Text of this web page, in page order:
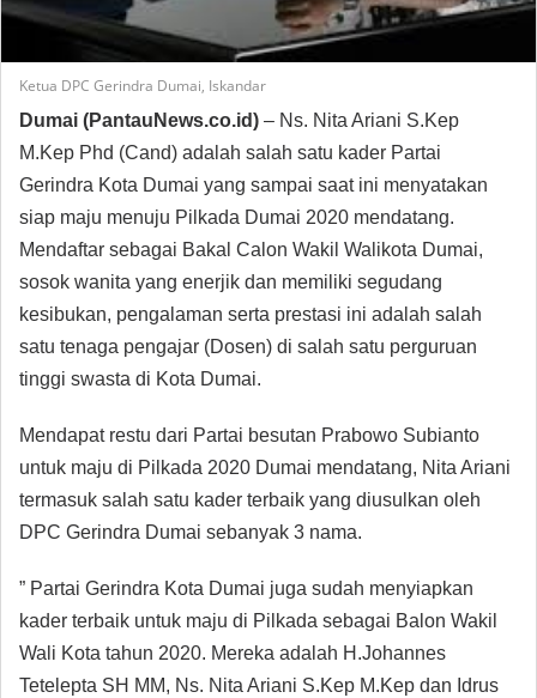
Ketua DPC Gerindra Dumai, Iskandar
Dumai (PantauNews.co.id) – Ns. Nita Ariani S.Kep
M.Kep Phd (Cand) adalah salah satu kader Partai
Gerindra Kota Dumai yang sampai saat ini menyatakan
siap maju menuju Pilkada Dumai 2020 mendatang.
Mendaftar sebagai Bakal Calon Wakil Walikota Dumai,
sosok wanita yang enerjik dan memiliki segudang
kesibukan, pengalaman serta prestasi ini adalah salah
satu tenaga pengajar (Dosen) di salah satu perguruan
tinggi swasta di Kota Dumai.
Mendapat restu dari Partai besutan Prabowo Subianto
untuk maju di Pilkada 2020 Dumai mendatang, Nita Ariani
termasuk salah satu kader terbaik yang diusulkan oleh
DPC Gerindra Dumai sebanyak 3 nama.
” Partai Gerindra Kota Dumai juga sudah menyiapkan
kader terbaik untuk maju di Pilkada sebagai Balon Wakil
Wali Kota tahun 2020. Mereka adalah H.Johannes
Tetelepta SH MM, Ns. Nita Ariani S.Kep M.Kep dan Idrus